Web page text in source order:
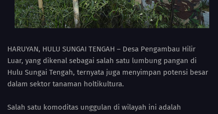
HARUYAN, HULU SUNGAI TENGAH – Desa Pengambau Hilir
Luar, yang dikenal sebagai salah satu lumbung pangan di
Hulu Sungai Tengah, ternyata juga menyimpan potensi besar
dalam sektor tanaman holtikultura.
Salah satu komoditas unggulan di wilayah ini adalah